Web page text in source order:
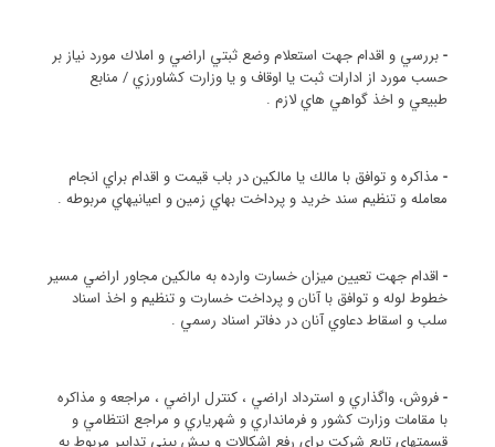
-بررسي و اقدام جهت استعلام وضع ثبتي اراضي و املاك مورد نياز بر
حسب مورد از ادارات ثبت يا اوقاف و يا وزارت كشاورزي / منابع
طبيعي و اخذ گواهي هاي لازم .
- مذاكره و توافق با مالك يا مالكين در باب قيمت و اقدام براي انجام
معامله و تنظيم سند خريد و پرداخت بهاي زمين و اعيانيهاي مربوطه .
- اقدام جهت تعيين ميزان خسارت وارده به مالكين مجاور اراضي مسير
خطوط لوله و توافق با آنان و پرداخت خسارت و تنظيم و اخذ اسناد
سلب و اسقاط دعاوي آنان در دفاتر اسناد رسمي .
-فروش، واگذاري و استرداد اراضي ، كنترل اراضي ، مراجعه و مذاكره
با مقامات وزارت كشور و فرمانداري و شهرياري و مراجع انتظامي و